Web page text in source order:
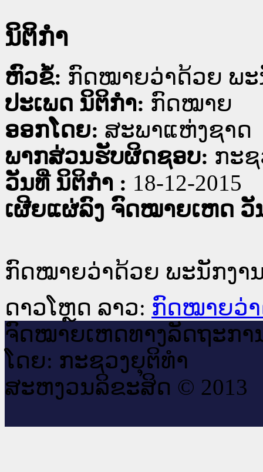
ນິຕິກໍາ
ຫົວຂໍ້: ກົດໝາຍວ່າດ້ວຍ ພະ
ປະເພດ ນິຕິກໍາ: ກົດໝາຍ
ອອກໂດຍ: ສະພາແຫ່ງຊາດ
ພາກສ່ວນຮັບຜິດຊອບ: ກະ
ວັນທີ່ ນິຕິກໍາ : 18-12-2015
ເຜີຍແຜ່ລົງ ຈົດໝາຍເຫດ ວັ
ກົດໝາຍວ່າດ້ວຍ ພະນັກງາ
ດາວໂຫຼດ ລາວ: ກົດໝາຍວ່
ຈົດ​ໝາຍ​ເຫດ​ທາງ​ລັດ​ຖະ​ກາ
ໂດຍ: ກະ​ຊວງຍຸ​ຕິ​ທຳ
ສະ​ຫງວນ​ລິ​ຂະ​ສິດ © 2013